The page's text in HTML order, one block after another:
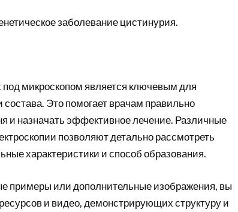
заболевание цистинурия.
под микроскопом является ключевым для
Это помогает врачам правильно
и назначать эффективное лечение. Различные
позволяют детально рассмотреть
характеристики и способ образования.
примеры или дополнительные изображения, вы
и видео, демонстрирующих структуру и